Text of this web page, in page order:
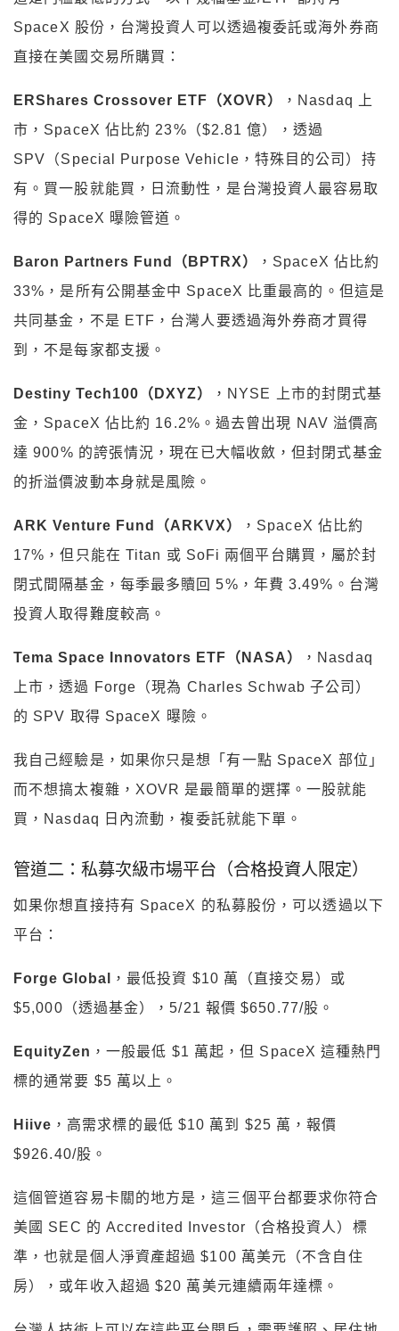
SpaceX 股份，台灣投資人可以透過複委託或海外券商
直接在美國交易所購買：
ERShares Crossover ETF（XOVR）
，Nasdaq 上
市，SpaceX 佔比約 23%（$2.81 億），透過
SPV（Special Purpose Vehicle，特殊目的公司）持
有。買一股就能買，日流動性，是台灣投資人最容易取
得的 SpaceX 曝險管道。
Baron Partners Fund（BPTRX）
，SpaceX 佔比約
33%，是所有公開基金中 SpaceX 比重最高的。但這是
共同基金，不是 ETF，台灣人要透過海外券商才買得
到，不是每家都支援。
Destiny Tech100（DXYZ）
，NYSE 上市的封閉式基
金，SpaceX 佔比約 16.2%。過去曾出現 NAV 溢價高
達 900% 的誇張情況，現在已大幅收斂，但封閉式基金
的折溢價波動本身就是風險。
ARK Venture Fund（ARKVX）
，SpaceX 佔比約
17%，但只能在 Titan 或 SoFi 兩個平台購買，屬於封
閉式間隔基金，每季最多贖回 5%，年費 3.49%。台灣
投資人取得難度較高。
Tema Space Innovators ETF（NASA）
，Nasdaq
上市，透過 Forge（現為 Charles Schwab 子公司）
的 SPV 取得 SpaceX 曝險。
我自己經驗是，如果你只是想「有一點 SpaceX 部位」
而不想搞太複雜，XOVR 是最簡單的選擇。一股就能
買，Nasdaq 日內流動，複委託就能下單。
管道二：私募次級市場平台（合格投資人限定）
如果你想直接持有 SpaceX 的私募股份，可以透過以下
平台：
Forge Global
，最低投資 $10 萬（直接交易）或
$5,000（透過基金），5/21 報價 $650.77/股。
EquityZen ，一般最低 $1 萬起，但 SpaceX 這種熱門
標的通常要 $5 萬以上。
Hiive ，高需求標的最低 $10 萬到 $25 萬，報價
$926.40/股。
這個管道容易卡關的地方是，這三個平台都要求你符合
美國 SEC 的 Accredited Investor（合格投資人）標
準，也就是個人淨資產超過 $100 萬美元（不含自住
房），或年收入超過 $20 萬美元連續兩年達標。